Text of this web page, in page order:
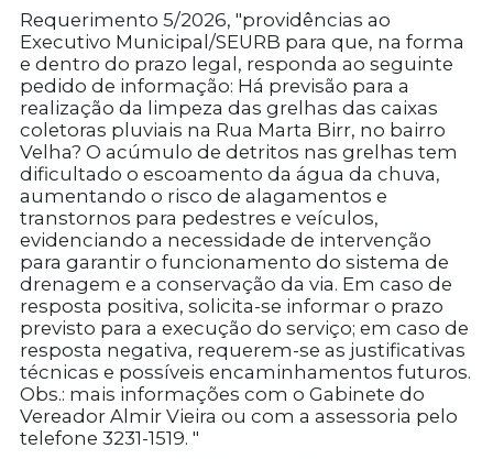
Requerimento 5/2026, "providências ao
Executivo Municipal/SEURB para que, na forma
e dentro do prazo legal, responda ao seguinte
pedido de informação: Há previsão para a
realização da limpeza das grelhas das caixas
coletoras pluviais na Rua Marta Birr, no bairro
Velha? O acúmulo de detritos nas grelhas tem
dificultado o escoamento da água da chuva,
aumentando o risco de alagamentos e
transtornos para pedestres e veículos,
evidenciando a necessidade de intervenção
para garantir o funcionamento do sistema de
drenagem e a conservação da via. Em caso de
resposta positiva, solicita-se informar o prazo
previsto para a execução do serviço; em caso de
resposta negativa, requerem-se as justificativas
técnicas e possíveis encaminhamentos futuros.
Obs.: mais informações com o Gabinete do
Vereador Almir Vieira ou com a assessoria pelo
telefone 3231-1519. "